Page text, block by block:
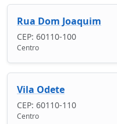
Rua Dom Joaquim
CEP: 60110-100
Centro
Vila Odete
CEP: 60110-110
Centro